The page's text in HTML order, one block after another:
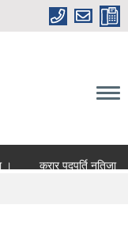
करार पदपुर्ति नतिजा